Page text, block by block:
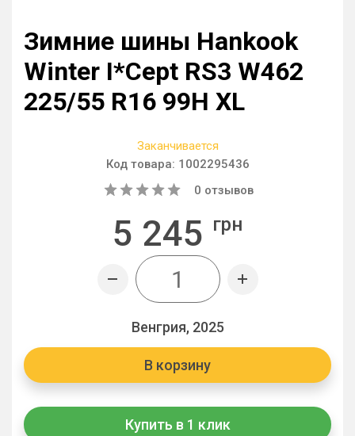
Зимние шины Hankook
Winter I*Cept RS3 W462
225/55 R16 99H XL
Заканчивается
Код товара: 1002295436
0 отзывов
5 245 грн
Венгрия, 2025
В корзину
Купить в 1 клик